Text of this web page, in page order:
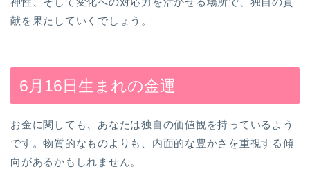
献を果たしていくでしょう。
6月16日生まれの金運
お金に関しても、あなたは独自の価値観を持っているよう
です。物質的なものよりも、内面的な豊かさを重視する傾
向があるかもしれません。